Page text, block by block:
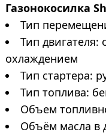
Газонокосилка
Тип
Тип
охлаждением
Тип стартера:
Тип топлива:
Объем
Объём масла в